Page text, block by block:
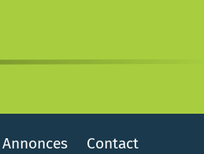
Contact